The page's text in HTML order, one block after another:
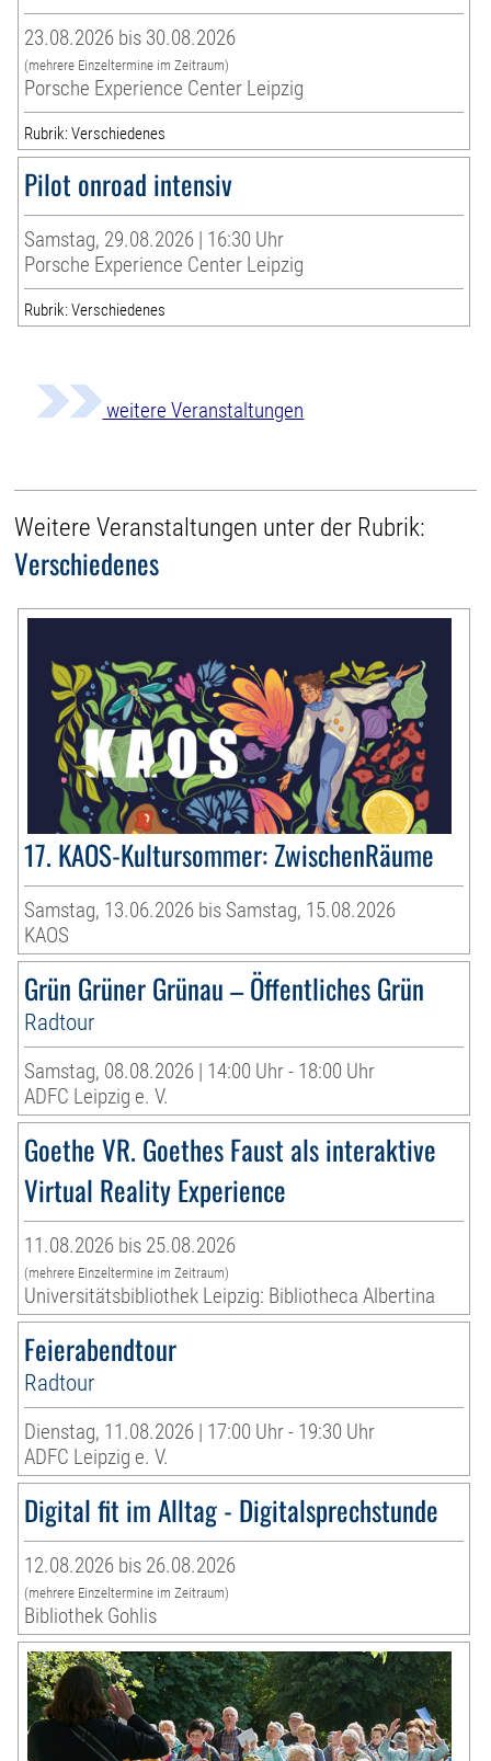
23.08.2026 bis 30.08.2026
(mehrere Einzeltermine im Zeitraum)
Porsche Experience Center Leipzig
Rubrik: Verschiedenes
Pilot onroad intensiv
Samstag, 29.08.2026 | 16:30 Uhr
Porsche Experience Center Leipzig
Rubrik: Verschiedenes
weitere Veranstaltungen
Weitere Veranstaltungen unter der Rubrik:
Verschiedenes
17. KAOS-Kultursommer: ZwischenRäume
Samstag, 13.06.2026 bis Samstag, 15.08.2026
KAOS
Grün Grüner Grünau – Öffentliches Grün
Radtour
Samstag, 08.08.2026 | 14:00 Uhr - 18:00 Uhr
ADFC Leipzig e. V.
Goethe VR. Goethes Faust als interaktive
Virtual Reality Experience
11.08.2026 bis 25.08.2026
(mehrere Einzeltermine im Zeitraum)
Universitätsbibliothek Leipzig: Bibliotheca Albertina
Feierabendtour
Radtour
Dienstag, 11.08.2026 | 17:00 Uhr - 19:30 Uhr
ADFC Leipzig e. V.
Digital fit im Alltag - Digitalsprechstunde
12.08.2026 bis 26.08.2026
(mehrere Einzeltermine im Zeitraum)
Bibliothek Gohlis